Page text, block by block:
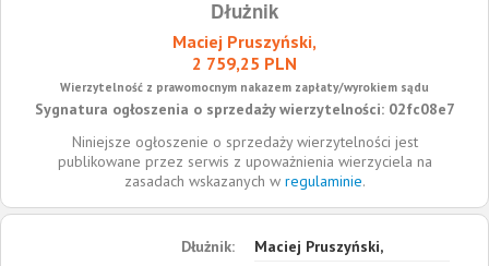
Dłużnik
Maciej Pruszyński,
2 759,25 PLN
Wierzytelność z prawomocnym nakazem zapłaty/wyrokiem sądu
Sygnatura ogłoszenia o sprzedaży wierzytelności: 02fc08e7
Niniejsze ogłoszenie o sprzedaży wierzytelności jest
publikowane przez serwis z upoważnienia wierzyciela na
zasadach wskazanych w regulaminie.
Dłużnik:
Maciej Pruszyński,